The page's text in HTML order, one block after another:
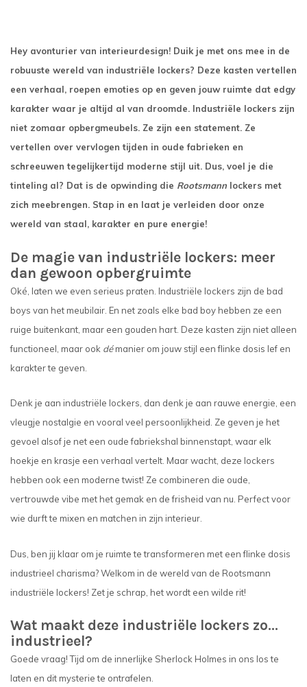
Hey avonturier van interieurdesign! Duik je met ons mee in de
robuuste wereld van industriële lockers? Deze kasten vertellen
een verhaal, roepen emoties op en geven jouw ruimte dat edgy
karakter waar je altijd al van droomde. Industriële lockers zijn
niet zomaar opbergmeubels. Ze zijn een statement. Ze
vertellen over vervlogen tijden in oude fabrieken en
schreeuwen tegelijkertijd moderne stijl uit. Dus, voel je die
tinteling al? Dat is de opwinding die Rootsmann lockers met
zich meebrengen. Stap in en laat je verleiden door onze
wereld van staal, karakter en pure energie!
De magie van industriële lockers: meer
dan gewoon opbergruimte
Oké, laten we even serieus praten. Industriële lockers zijn de bad
boys van het meubilair. En net zoals elke bad boy hebben ze een
ruige buitenkant, maar een gouden hart. Deze kasten zijn niet alleen
functioneel, maar ook démanier om jouw stijl een flinke dosis lef en
karakter te geven.
Denk je aan industriële lockers, dan denk je aan rauwe energie, een
vleugje nostalgie en vooral veel persoonlijkheid. Ze geven je het
gevoel alsof je net een oude fabriekshal binnenstapt, waar elk
hoekje en krasje een verhaal vertelt. Maar wacht, deze lockers
hebben ook een moderne twist! Ze combineren die oude,
vertrouwde vibe met het gemak en de frisheid van nu. Perfect voor
wie durft te mixen en matchen in zijn interieur.
Dus, ben jij klaar om je ruimte te transformeren met een flinke dosis
industrieel charisma? Welkom in de wereld van de Rootsmann
industriële lockers! Zet je schrap, het wordt een wilde rit!
Wat maakt deze industriële lockers zo...
industrieel?
Goede vraag! Tijd om de innerlijke Sherlock Holmes in ons los te
laten en dit mysterie te ontrafelen.